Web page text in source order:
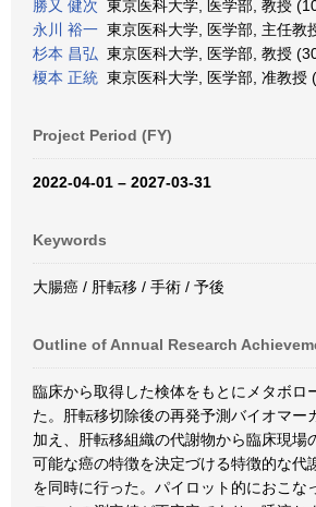
勝又 健次 東京医科大学, 医学部, 教授
永川 裕一 東京医科大学, 医学部, 主任教
杉本 昌弘 東京医科大学, 医学部, 教授
榎本 正統 東京医科大学, 医学部, 准教授
Project Period (FY)
2022-04-01 – 2027-03-31
Keywords
大腸癌 / 肝転移 / 手術 / 予後
Outline of Annual Research
臨床から取得した検体をもとにメタボロ
た。肝転移切除後の再発予測バイオマー
加え、肝転移組織の代謝物から臨床現場
可能な癌の特徴を決定づける特徴的な代
を同時に行った。パイロット的におこな